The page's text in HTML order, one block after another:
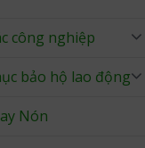
công nghiệp
bảo hộ lao động
Nón